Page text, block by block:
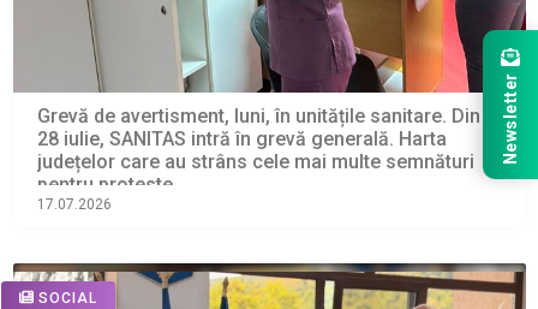
Grevă de avertisment, luni, în unitățile sanitare. Din
28 iulie, SANITAS intră în grevă generală. Harta
județelor care au strâns cele mai multe semnături
pentru proteste
17.07.2026
SOCIAL
Newsletter